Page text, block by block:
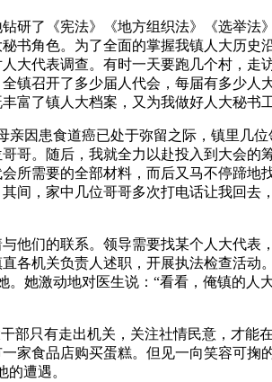
了《宪法》《地方组织法》《选举法
书角色。为了全面的掌握我镇人大历
大代表调查。有时一天要跑几个村，
镇召开了多少届人代会，每届有多少
富了镇人大档案，又为我做好人大秘书
患食道癌已处于弥留之际，镇里几位
哥。随后，我就全力以赴投入到大会
所需要的全部材料，而后又马不停蹄
，家中几位哥哥多次打电话让我回去
们的联系。领导需要找某个人大代表
机关负责人述职，开展执法检查活动
她激动地对医生说：“看看，俺镇的人
只有走出机关，关注社情民意，才能
家食品店购买蛋糕。但见一向笑容可
遭遇。